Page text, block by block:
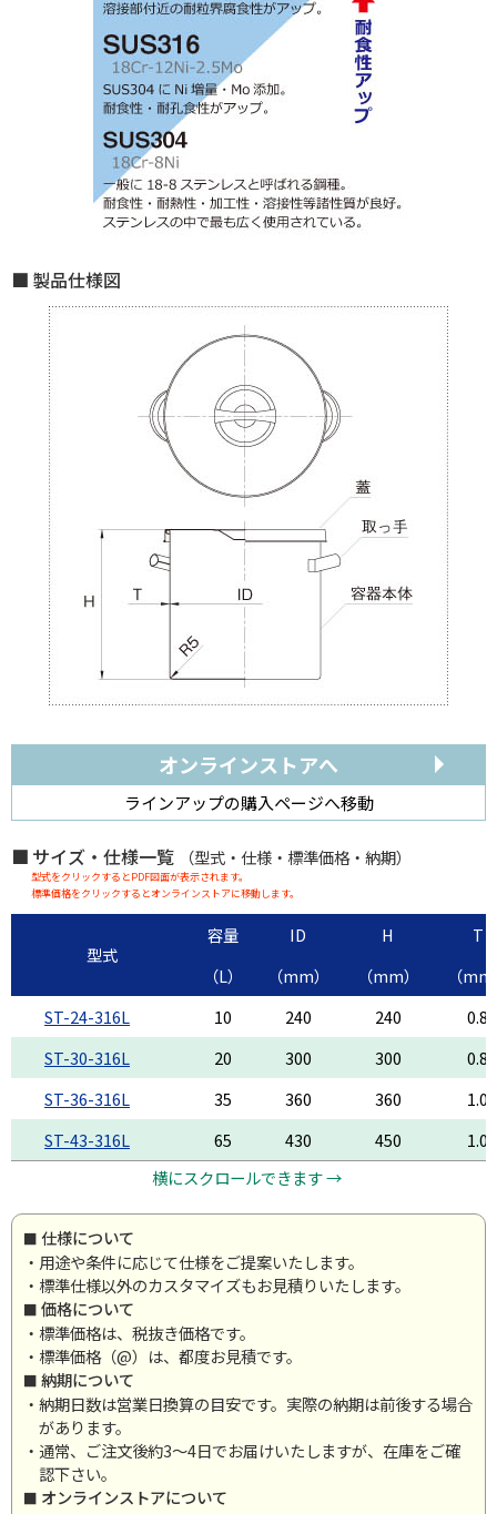
製品仕様図
オンラインストアへ
ラインアップの購入ページへ移動
サイズ・仕様一覧 （型式・仕様・標準価格・納期）
型式をクリックするとPDF図面が表示されます。
標準価格をクリックするとオンラインストアに移動します。
型式
容量 ID H
T
（L）
（mm） （mm）
（
ST-24-316L
10 240 240
0.8
ST-30-316L
20 300 300
0.8
ST-36-316L
35 360 360
1.0
ST-43-316L
65 430 450
1.0
横にスクロールできます →
仕様について
・用途や条件に応じて仕様をご提案いたします。
・標準仕様以外のカスタマイズもお見積りいたします。
価格について
・標準価格は、税抜き価格です。
・標準価格（@）は、都度お見積です。
納期について
・納期日数は営業日換算の目安です。実際の納期は前後する場合
があります。
・通常、ご注文後約3～4日でお届けいたしますが、在庫をご確
認下さい。
オンラインストアについて